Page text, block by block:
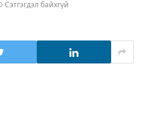
Сэтгэгдэл байхгүй